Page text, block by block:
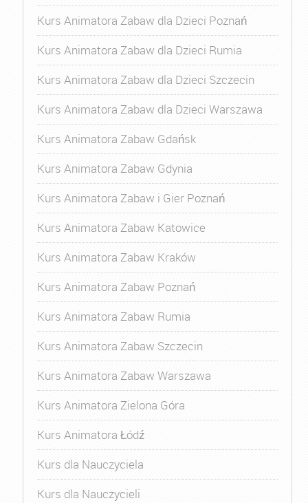
Kurs Animatora Zabaw dla Dzieci Poznań
Kurs Animatora Zabaw dla Dzieci Rumia
Kurs Animatora Zabaw dla Dzieci Szczecin
Kurs Animatora Zabaw dla Dzieci Warszawa
Kurs Animatora Zabaw Gdańsk
Kurs Animatora Zabaw Gdynia
Kurs Animatora Zabaw i Gier Poznań
Kurs Animatora Zabaw Katowice
Kurs Animatora Zabaw Kraków
Kurs Animatora Zabaw Poznań
Kurs Animatora Zabaw Rumia
Kurs Animatora Zabaw Szczecin
Kurs Animatora Zabaw Warszawa
Kurs Animatora Zielona Góra
Kurs Animatora Łódź
Kurs dla Nauczyciela
Kurs dla Nauczycieli